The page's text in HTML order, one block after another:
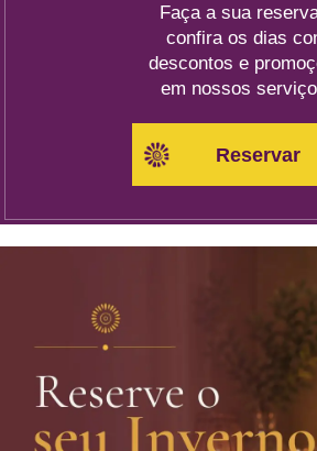
Faça a sua
confira os dias
descontos e
em nossos
Reservar